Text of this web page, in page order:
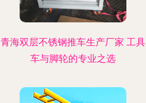
青海双层不锈钢推车生产厂家 工具
车与脚轮的专业之选